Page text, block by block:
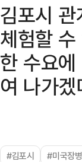
김포시
체험할
한 수요
여 나가
#김포시 #미국장